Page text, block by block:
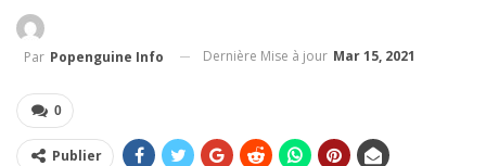
Par Popenguine Info Dernière Mise à jour Mar 15, 2021
0
Publier